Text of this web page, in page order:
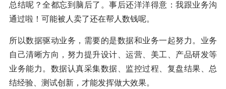
总结呢？全都忘到脑后了。事后还洋洋得意：我跟业务沟
通过啦！可能被人卖了还在帮人数钱呢。
所以数据驱动业务，需要的是数据和业务一起努力。业务
自己清晰方向，努力提升设计、运营、美工、产品研发等
业务能力。数据认真采集数据、监控过程、复盘结果、总
结经验、测试创新，才能发挥做大效果。